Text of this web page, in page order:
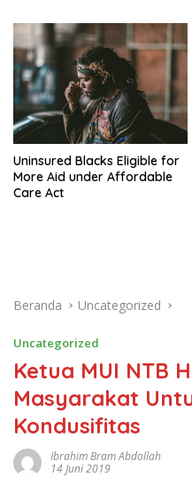
Uninsured Blacks Eligible for
More Aid under Affordable
Care Act
Beranda Uncategorized
Uncategorized
Ketua MUI NTB
Masyarakat
Kondusifitas
Ibrahim Bram Abdollah
14 Juni 2019